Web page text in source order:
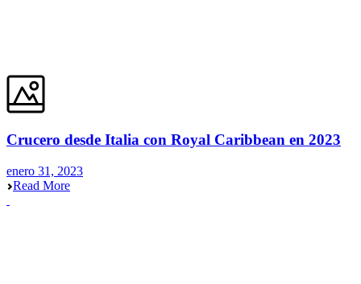
Crucero desde Italia con Royal Caribbean en 2023
enero 31, 2023
Read More